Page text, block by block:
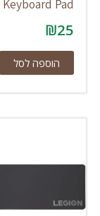
Keyboard Pad
₪25
הוספה לסל